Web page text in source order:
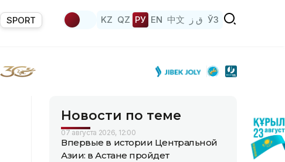
SPORT KZ QZ РУ EN 中文 ق ز ЎЗ
Новости по теме
07 августа 2026, 12:00
Впервые в истории Центральной
Азии: в Астане пройдет